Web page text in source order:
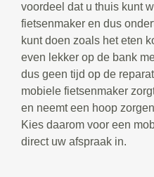
voordeel dat u thuis kunt
fietsenmaker en dus
kunt doen zoals het eten
even lekker op de bank
dus geen tijd op de
mobiele fietsenmaker
en neemt een hoop
Kies daarom voor een
direct uw afspraak in.